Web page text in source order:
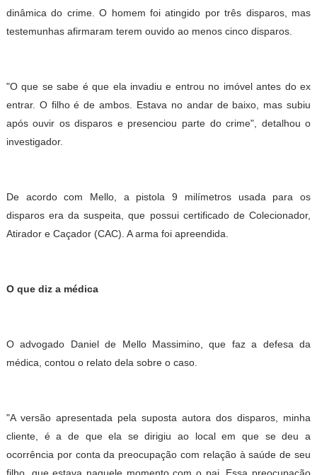
dinâmica do crime. O homem foi atingido por três disparos, mas
testemunhas afirmaram terem ouvido ao menos cinco disparos.
"O que se sabe é que ela invadiu e entrou no imóvel antes do ex
entrar. O filho é de ambos. Estava no andar de baixo, mas subiu
após ouvir os disparos e presenciou parte do crime", detalhou o
investigador.
De acordo com Mello, a pistola 9 milímetros usada para os
disparos era da suspeita, que possui certificado de Colecionador,
Atirador e Caçador (CAC). A arma foi apreendida.
O que diz a médica
O advogado Daniel de Mello Massimino, que faz a defesa da
médica, contou o relato dela sobre o caso.
"A versão apresentada pela suposta autora dos disparos, minha
cliente, é a de que ela se dirigiu ao local em que se deu a
ocorrência por conta da preocupação com relação à saúde de seu